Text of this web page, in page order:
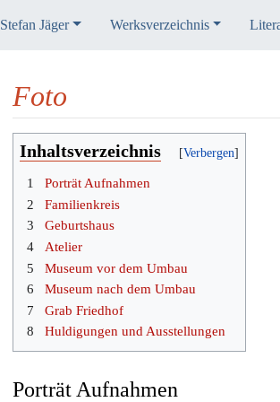
Stefan Jäger Werksverzeichnis
Foto
Wechseln zu: Navigation ,
Inhaltsverzeichnis
1
Porträt Aufnahmen
2
Familienkreis
3
Geburtshaus
4
Atelier
5
Museum vor dem Umbau
6
Museum nach dem Umbau
7
Grab Friedhof
8
Huldigungen und Ausstellungen
Porträt Aufnahmen